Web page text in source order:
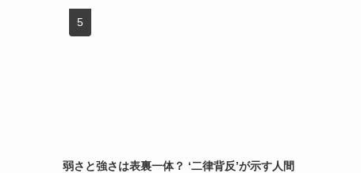
弱さと強さは表裏一体？ ‘二律背反’が示す人間